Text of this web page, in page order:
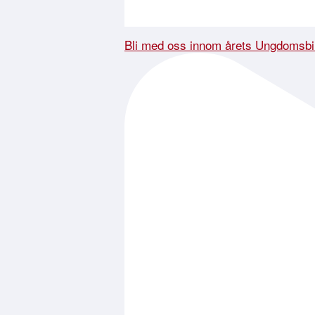
Bli med oss innom årets